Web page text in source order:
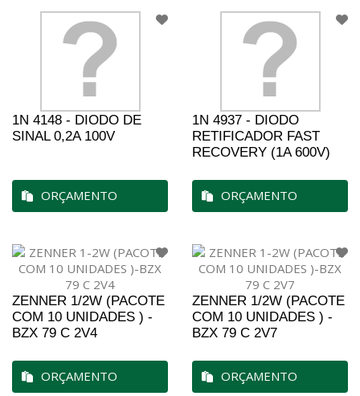
1N 4148 - DIODO DE
SINAL 0,2A 100V
ORÇAMENTO
1N 4937 - DIODO
RETIFICADOR FAST
RECOVERY (1A 600V)
ORÇAMENTO
ZENNER 1/2W (PACOTE
COM 10 UNIDADES ) -
BZX 79 C 2V4
ORÇAMENTO
ZENNER 1/2W (PACOTE
COM 10 UNIDADES ) -
BZX 79 C 2V7
ORÇAMENTO